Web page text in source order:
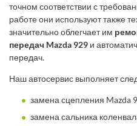
точном соответствии с
работе они используют также
значительно облегчает им
передач Mazda 929 и
передач.
Наш автосервис выполняет
замена сцепления Mazda
замена сальника